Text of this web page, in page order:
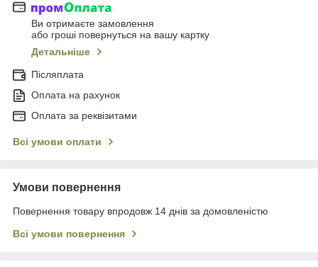
Ви отримаєте замовлення
або гроші повернуться на вашу картку
Детальніше
Післяплата
Оплата на рахунок
Оплата за реквізитами
Всі умови оплати
Умови повернення
Повернення товару впродовж 14 днів за домовленістю
Всі умови повернення